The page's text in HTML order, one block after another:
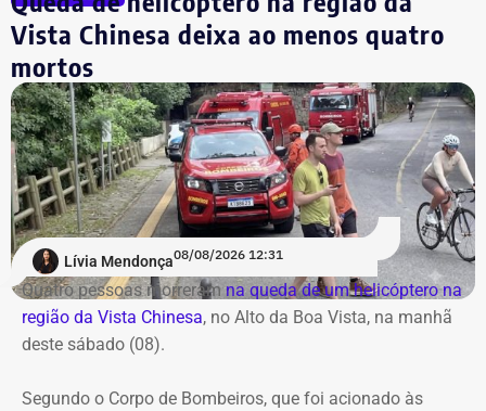
Vista Chinesa deixa ao menos quatro
mortos
Lívia Mendonça08/08/2026 12:31
Quatro pessoas morreramna queda de um helicóptero na
região da Vista Chinesa, no Alto da Boa Vista, na manhã
deste sábado (08).
Segundo o Corpo de Bombeiros, que foi acionado às